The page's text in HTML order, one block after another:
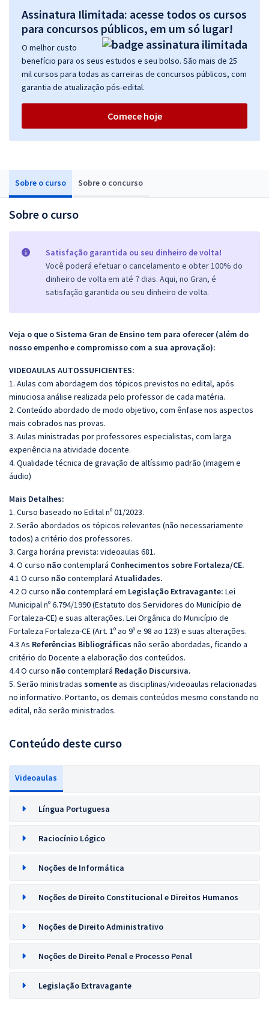
Sobre o curso Sobre o concurso
Sobre o curso
Satisfação garantida ou seu dinheiro de volta!
Você poderá efetuar o cancelamento e obter 100% do
dinheiro de volta em até 7 dias. Aqui, no Gran, é
satisfação garantida ou seu dinheiro de volta.
Veja o que o Sistema Gran de Ensino tem para oferecer (além do
nosso empenho e compromisso com a sua aprovação):
VIDEOAULAS AUTOSSUFICIENTES:
1. Aulas com abordagem dos tópicos previstos no edital, após
minuciosa análise realizada pelo professor de cada matéria.
2. Conteúdo abordado de modo objetivo, com ênfase nos aspectos
mais cobrados nas provas.
3. Aulas ministradas por professores especialistas, com larga
experiência na atividade docente.
4. Qualidade técnica de gravação de altíssimo padrão (imagem e
áudio)
Mais Detalhes:
1. Curso baseado no Edital nº 01/2023.
2. Serão abordados os tópicos relevantes (não necessariamente
todos) a critério dos professores.
3. Carga horária prevista: videoaulas 681.
4. O curso nãocontemplará Conhecimentos sobre Fortaleza/CE.
4.1 O curso nãocontemplará Atualidades.
4.2 O curso nãocontemplará em Legislação Extravagante: Lei
Municipal nº 6.794/1990 (Estatuto dos Servidores do Município de
Fortaleza-CE) e suas alterações. Lei Orgânica do Município de
Fortaleza Fortaleza-CE (Art. 1º ao 9º e 98 ao 123) e suas alterações.
4.3 As Referências Bibliográficas não serão abordadas, ficando a
critério do Docente a elaboração dos conteúdos.
4.4 O curso nãocontemplará Redação Discursiva.
5. Serão ministradas somenteas disciplinas/videoaulas relacionadas
no informativo. Portanto, os demais conteúdos mesmo constando no
edital, não serão ministrados.
Conteúdo deste curso
Videoaulas
Língua Portuguesa
Raciocínio Lógico
Noções de Informática
Noções de Direito Constitucional e Direitos Humanos
Noções de Direito Administrativo
Noções de Direito Penal e Processo Penal
Legislação Extravagante
Assinatura Ilimitada: acesse todos os cursos
para concursos públicos, em um só lugar!
O melhor custo
benefício para os seus estudos e seu bolso. São mais de 25
mil cursos para todas as carreiras de concursos públicos, com
garantia de atualização pós-edital.
Comece hoje